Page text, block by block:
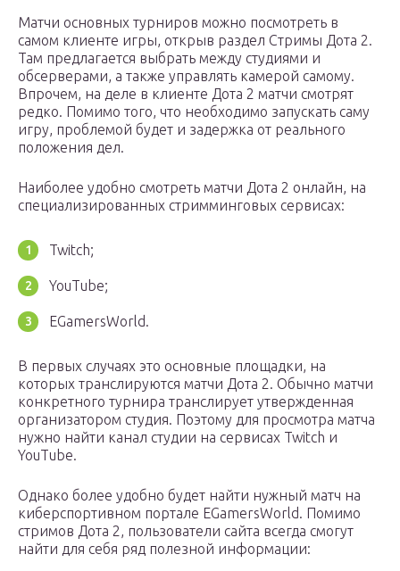
Матчи основных турниров можно посмотреть в
самом клиенте игры, открыв раздел Стримы Дота 2.
Там предлагается выбрать между студиями и
обсерверами, а также управлять камерой самому.
Впрочем, на деле в клиенте Дота 2 матчи смотрят
редко. Помимо того, что необходимо запускать саму
игру, проблемой будет и задержка от реального
положения дел.
Наиболее удобно смотреть матчи Дота 2 онлайн, на
специализированных стримминговых сервисах:
Twitch;
YouTube;
EGamersWorld.
В первых случаях это основные площадки, на
которых транслируются матчи Дота 2. Обычно матчи
конкретного турнира транслирует утвержденная
организатором студия. Поэтому для просмотра матча
нужно найти канал студии на сервисах Twitch и
YouTube.
Однако более удобно будет найти нужный матч на
киберспортивном портале EGamersWorld. Помимо
стримов Дота 2, пользователи сайта всегда смогут
найти для себя ряд полезной информации: